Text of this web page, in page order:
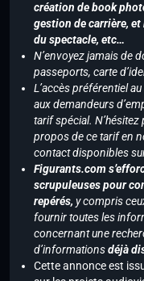
création de book
gestion de carrière,
du spectacle, etc…
N’envoyez jamais de
passeports, carte
L’accès préférentiel
aux demandeurs
tarif spécial.
propos de ce tarif en
contact disponibles
Figurants.com
scrupuleuses pour
repérés, y compris
fournir toutes les
concernant une
d’informationsdéjà
Cette annonce est